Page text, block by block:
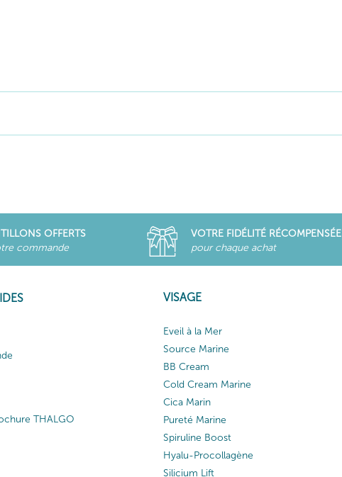
OFFERTS
commande
VOTRE FIDÉLITÉ RÉCOMPENSÉE
pour chaque achat
THALGO
VISAGE
Eveil à la Mer
Source Marine
BB Cream
Cold Cream Marine
Cica Marin
Pureté Marine
Spiruline Boost
Hyalu-Procollagène
Silicium Lift